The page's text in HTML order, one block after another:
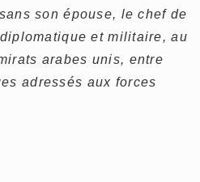
son épouse, le chef de
et militaire, au
arabes unis, entre
adressés aux forces